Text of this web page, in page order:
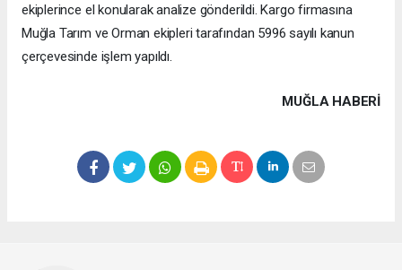
ekiplerince el konularak analize gönderildi. Kargo firmasına
Muğla Tarım ve Orman ekipleri tarafından 5996 sayılı kanun
çerçevesinde işlem yapıldı.
MUĞLA HABERİ